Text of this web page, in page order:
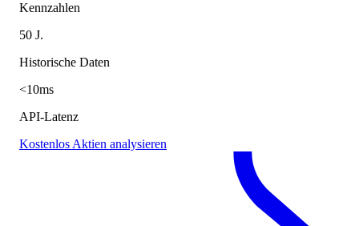
Kennzahlen
50 J.
Historische Daten
<10ms
API-Latenz
Kostenlos Aktien analysieren